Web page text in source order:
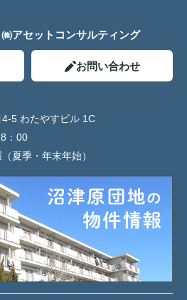
アセットコンサルティング
お問い合わせ
5 わたやすビル 1C
：00
夏季・年末年始）